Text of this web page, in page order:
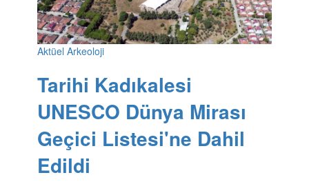
Aktüel Arkeoloji
Tarihi Kadıkalesi
UNESCO Dünya Mirası
Geçici Listesi'ne Dahil
Edildi